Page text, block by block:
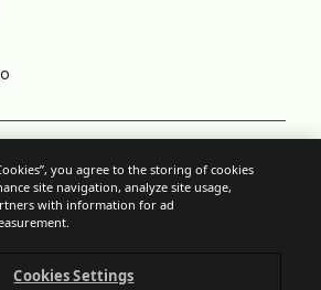
you agree to the storing of cookies
site navigation, analyze site usage,
with information for ad
Cookies Settings